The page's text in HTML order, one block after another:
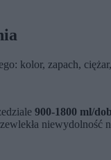
kolor, zapach,
900-1800 ml/
niewydolność